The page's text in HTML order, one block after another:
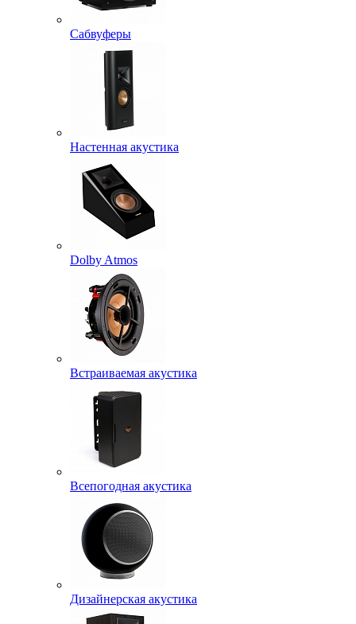
Сабвуферы
Настенная акустика
Dolby Atmos
Встраиваемая акустика
Всепогодная акустика
Дизайнерская акустика